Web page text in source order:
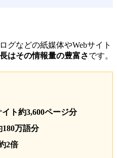
グなどの紙媒体やWebサイト
はその情報量の豊富さです。
ト約3,600ページ分
万語分
2倍